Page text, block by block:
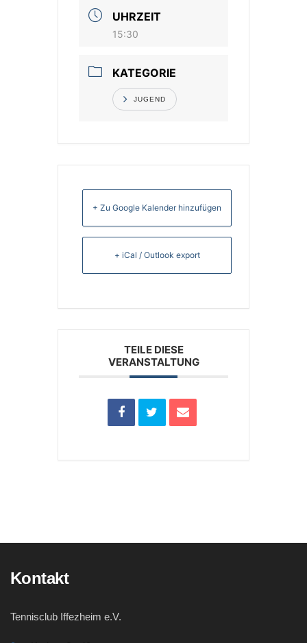
UHRZEIT
15:30
KATEGORIE
JUGEND
+ Zu Google Kalender hinzufügen
+ iCal / Outlook export
TEILE DIESE
VERANSTALTUNG
Kontakt
Tennisclub Iffezheim e.V.